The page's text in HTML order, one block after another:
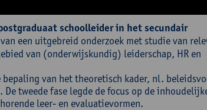
schoolleider in het secundair
een uitgebreid onderzoek met studie van
van (onderwijskundig) leiderschap, HR en
van het theoretisch kader, nl.
tweede fase legde de focus op de
leer- en evaluatievormen.